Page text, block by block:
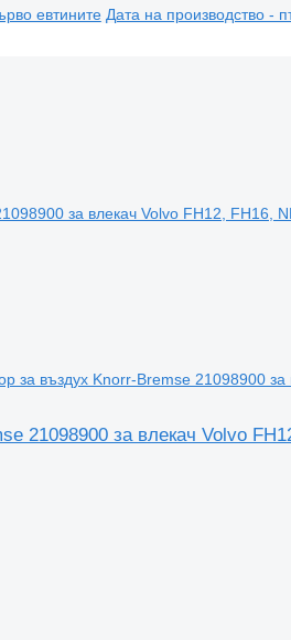
евтините Дата на производство -
за въздух Knorr-Bremse 21098900
21098900 за влекач Volvo